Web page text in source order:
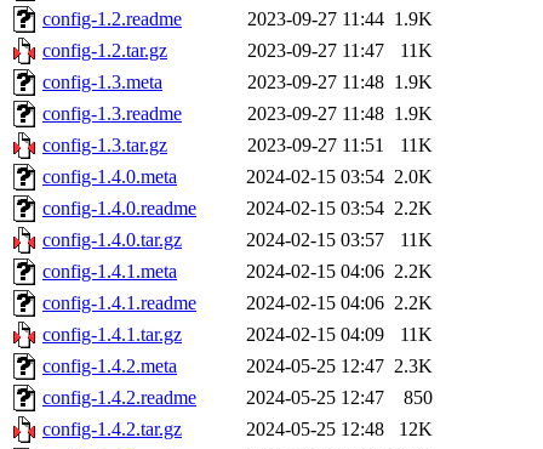
config-1.2.readme
2023-09-27 11:44 1.9K
config-1.2.tar.gz
2023-09-27 11:47
11K
config-1.3.meta
2023-09-27 11:48 1.9K
config-1.3.readme
2023-09-27 11:48 1.9K
config-1.3.tar.gz
2023-09-27 11:51
11K
config-1.4.0.meta
2024-02-15 03:54 2.0K
config-1.4.0.readme
2024-02-15 03:54 2.2K
config-1.4.0.tar.gz
2024-02-15 03:57
11K
config-1.4.1.meta
2024-02-15 04:06 2.2K
config-1.4.1.readme
2024-02-15 04:06 2.2K
config-1.4.1.tar.gz
2024-02-15 04:09
11K
config-1.4.2.meta
2024-05-25 12:47 2.3K
config-1.4.2.readme
2024-05-25 12:47
850
config-1.4.2.tar.gz
2024-05-25 12:48
12K